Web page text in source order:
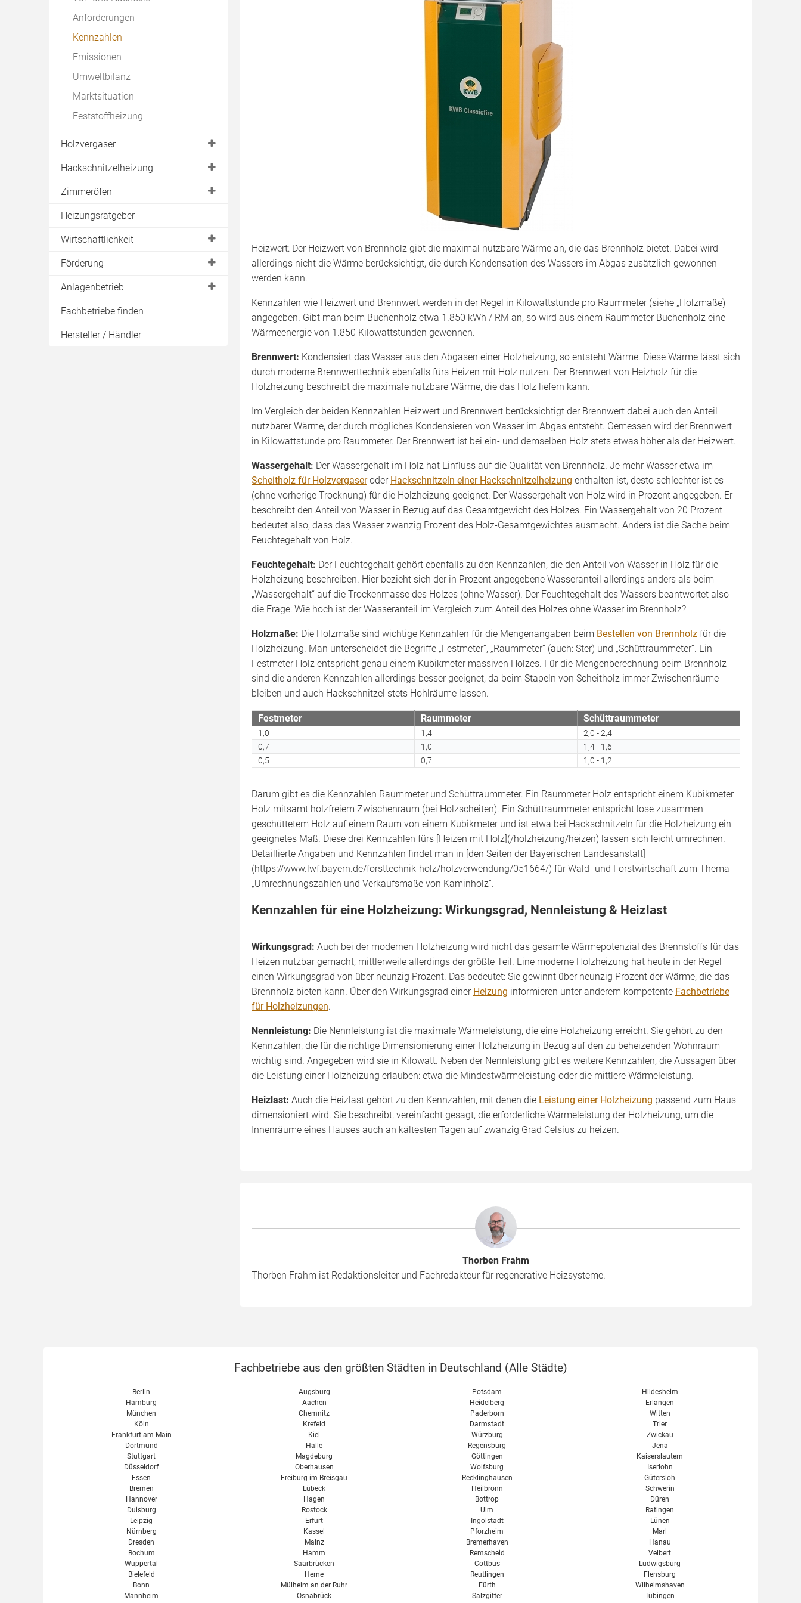
Anforderungen
Kennzahlen
Emissionen
Umweltbilanz
Marktsituation
Feststoffheizung
Holzvergaser
Auswahlkriterien
Hersteller
Brennholz
Scheitholz
Brennholzlager
Lager selbst bauen
Prüfsiegel & Tests
Hackschnitzelheizung
Hersteller
Brennholz
Sicherheitstechnik
Prüfsiegel & Tests
Regelung
Zimmeröfen
Kaminofen
Kachelofen
Heizungsratgeber
Wirtschaftlichkeit
Preise Anschaffung
laufende Kosten
Förderung
BAFA Förderung
KfW Förderung
Anlagenbetrieb
Wärmespeicher
Rauchabzug
Fachbetriebe finden
Hersteller / Händler
Heizwert: Der Heizwert von Brennholz gibt die maximal nutzbare Wärme an, die das Brennholz bietet. Dabei wird
allerdings nicht die Wärme berücksichtigt, die durch Kondensation des Wassers im Abgas zusätzlich gewonnen
werden kann.
Kennzahlen wie Heizwert und Brennwert werden in der Regel in Kilowattstunde pro Raummeter (siehe „Holzmaße)
angegeben. Gibt man beim Buchenholz etwa 1.850 kWh / RM an, so wird aus einem Raummeter Buchenholz eine
Wärmeenergie von 1.850 Kilowattstunden gewonnen.
Brennwert: Kondensiert das Wasser aus den Abgasen einer Holzheizung, so entsteht Wärme. Diese Wärme lässt sich
durch moderne Brennwerttechnik ebenfalls fürs Heizen mit Holz nutzen. Der Brennwert von Heizholz für die
Holzheizung beschreibt die maximale nutzbare Wärme, die das Holz liefern kann.
Im Vergleich der beiden Kennzahlen Heizwert und Brennwert berücksichtigt der Brennwert dabei auch den Anteil
nutzbarer Wärme, der durch mögliches Kondensieren von Wasser im Abgas entsteht. Gemessen wird der Brennwert
in Kilowattstunde pro Raummeter. Der Brennwert ist bei ein- und demselben Holz stets etwas höher als der Heizwert.
Wassergehalt: Der Wassergehalt im Holz hat Einfluss auf die Qualität von Brennholz. Je mehr Wasser etwa im
Scheitholz für Holzvergaseroder Hackschnitzeln einer Hackschnitzelheizung enthalten ist, desto schlechter ist es
(ohne vorherige Trocknung) für die Holzheizung geeignet. Der Wassergehalt von Holz wird in Prozent angegeben. Er
beschreibt den Anteil von Wasser in Bezug auf das Gesamtgewicht des Holzes. Ein Wassergehalt von 20 Prozent
bedeutet also, dass das Wasser zwanzig Prozent des Holz-Gesamtgewichtes ausmacht. Anders ist die Sache beim
Feuchtegehalt von Holz.
Feuchtegehalt: Der Feuchtegehalt gehört ebenfalls zu den Kennzahlen, die den Anteil von Wasser in Holz für die
Holzheizung beschreiben. Hier bezieht sich der in Prozent angegebene Wasseranteil allerdings anders als beim
„Wassergehalt“ auf die Trockenmasse des Holzes (ohne Wasser). Der Feuchtegehalt des Wassers beantwortet also
die Frage: Wie hoch ist der Wasseranteil im Vergleich zum Anteil des Holzes ohne Wasser im Brennholz?
Holzmaße: Die Holzmaße sind wichtige Kennzahlen für die Mengenangaben beim Bestellen von Brennholz für die
Holzheizung. Man unterscheidet die Begriffe „Festmeter“, „Raummeter“ (auch: Ster) und „Schüttraummeter“. Ein
Festmeter Holz entspricht genau einem Kubikmeter massiven Holzes. Für die Mengenberechnung beim Brennholz
sind die anderen Kennzahlen allerdings besser geeignet, da beim Stapeln von Scheitholz immer Zwischenräume
bleiben und auch Hackschnitzel stets Hohlräume lassen.
Festmeter Raummeter Schüttraummeter
1,0 1,4
2,0 - 2,4
0,7
1,0
1,4 - 1,6
0,5
0,7 1,0 - 1,2
Darum gibt es die Kennzahlen Raummeter und Schüttraummeter. Ein Raummeter Holz entspricht einem Kubikmeter
Holz mitsamt holzfreiem Zwischenraum (bei Holzscheiten). Ein Schüttraummeter entspricht lose zusammen
geschüttetem Holz auf einem Raum von einem Kubikmeter und ist etwa bei Hackschnitzeln für die Holzheizung ein
geeignetes Maß. Diese drei Kennzahlen fürs [Heizen mit Holz](/holzheizung/heizen) lassen sich leicht umrechnen.
Detaillierte Angaben und Kennzahlen findet man in [den Seiten der Bayerischen Landesanstalt]
(https://www.lwf.bayern.de/forsttechnik-holz/holzverwendung/051664/) für Wald- und Forstwirtschaft zum Thema
„Umrechnungszahlen und Verkaufsmaße von Kaminholz“.
Kennzahlen für eine Holzheizung: Wirkungsgrad, Nennleistung & Heizlast
Wirkungsgrad: Auch bei der modernen Holzheizung wird nicht das gesamte Wärmepotenzial des Brennstoffs für das
Heizen nutzbar gemacht, mittlerweile allerdings der größte Teil. Eine moderne Holzheizung hat heute in der Regel
einen Wirkungsgrad von über neunzig Prozent. Das bedeutet: Sie gewinnt über neunzig Prozent der Wärme, die das
Brennholz bieten kann. Über den Wirkungsgrad einer Heizung informieren unter anderem kompetente Fachbetriebe
für Holzheizungen.
Nennleistung: Die Nennleistung ist die maximale Wärmeleistung, die eine Holzheizung erreicht. Sie gehört zu den
Kennzahlen, die für die richtige Dimensionierung einer Holzheizung in Bezug auf den zu beheizenden Wohnraum
wichtig sind. Angegeben wird sie in Kilowatt. Neben der Nennleistung gibt es weitere Kennzahlen, die Aussagen über
die Leistung einer Holzheizung erlauben: etwa die Mindestwärmeleistung oder die mittlere Wärmeleistung.
Heizlast: Auch die Heizlast gehört zu den Kennzahlen, mit denen die Leistung einer Holzheizung passend zum Haus
dimensioniert wird. Sie beschreibt, vereinfacht gesagt, die erforderliche Wärmeleistung der Holzheizung, um die
Innenräume eines Hauses auch an kältesten Tagen auf zwanzig Grad Celsius zu heizen.
Thorben Frahm
Thorben Frahm ist Redaktionsleiter und Fachredakteur für regenerative Heizsysteme.
Fachbetriebe aus den größten Städten in Deutschland (Alle Städte)
Berlin
Hamburg
München
Köln
Frankfurt am Main
Dortmund
Stuttgart
Düsseldorf
Essen
Bremen
Hannover
Duisburg
Leipzig
Nürnberg
Dresden
Bochum
Wuppertal
Bielefeld
Bonn
Mannheim
Augsburg
Aachen
Chemnitz
Krefeld
Kiel
Halle
Magdeburg
Oberhausen
Freiburg im Breisgau
Lübeck
Hagen
Rostock
Erfurt
Kassel
Mainz
Hamm
Saarbrücken
Herne
Mülheim an der Ruhr
Osnabrück
Potsdam
Heidelberg
Paderborn
Darmstadt
Würzburg
Regensburg
Göttingen
Wolfsburg
Recklinghausen
Heilbronn
Bottrop
Ulm
Ingolstadt
Pforzheim
Bremerhaven
Remscheid
Cottbus
Reutlingen
Fürth
Salzgitter
Hildesheim
Erlangen
Witten
Trier
Zwickau
Jena
Kaiserslautern
Iserlohn
Gütersloh
Schwerin
Düren
Ratingen
Lünen
Marl
Hanau
Velbert
Ludwigsburg
Flensburg
Wilhelmshaven
Tübingen